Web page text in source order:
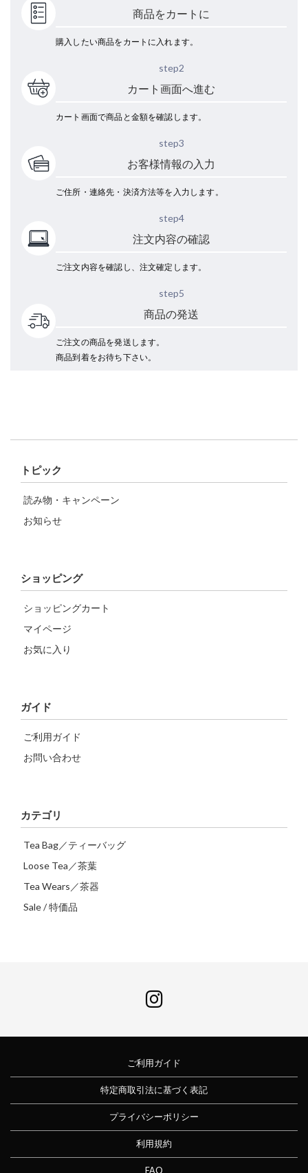
商品をカートに
購入したい商品をカートに入れます。
step2
カート画面へ進む
カート画面で商品と金額を確認します。
step3
お客様情報の入力
ご住所・連絡先・決済方法等を入力します。
step4
注文内容の確認
ご注文内容を確認し、注文確定します。
step5
商品の発送
ご注文の商品を発送します。
商品到着をお待ち下さい。
トピック
読み物・キャンペーン
お知らせ
ショッピング
ショッピングカート
マイページ
お気に入り
ガイド
ご利用ガイド
お問い合わせ
カテゴリ
Tea Bag／ティーバッグ
Loose Tea／茶葉
Tea Wears／茶器
Sale / 特価品
ご利用ガイド
特定商取引法に基づく表記
プライバシーポリシー
利用規約
FAQ